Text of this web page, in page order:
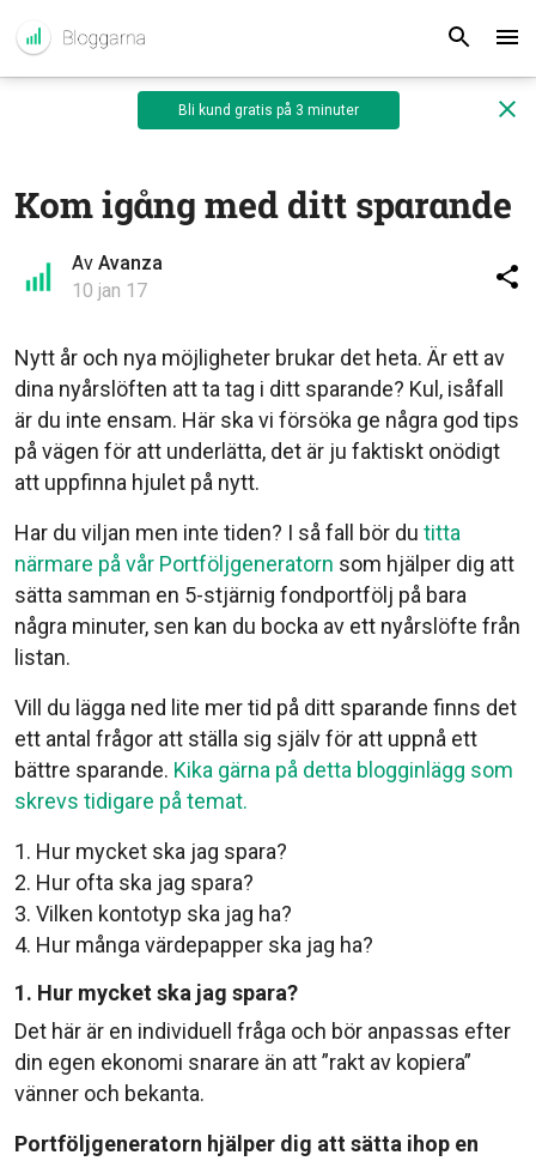
Bli kund gratis på 3 minuter
Kom igång med ditt sparande
Av Avanza
10 jan 17
Nytt år och nya möjligheter brukar det heta. Är ett av
dina nyårslöften att ta tag i ditt sparande? Kul, isåfall
är du inte ensam. Här ska vi försöka ge några god tips
på vägen för att underlätta, det är ju faktiskt onödigt
att uppfinna hjulet på nytt.
Har du viljan men inte tiden? I så fall bör du titta
närmare på vår Portföljgeneratorn som hjälper dig att
sätta samman en 5-stjärnig fondportfölj på bara
några minuter, sen kan du bocka av ett nyårslöfte från
listan.
Vill du lägga ned lite mer tid på ditt sparande finns det
ett antal frågor att ställa sig själv för att uppnå ett
bättre sparande. Kika gärna på detta blogginlägg som
skrevs tidigare på temat.
1. Hur mycket ska jag spara?
2. Hur ofta ska jag spara?
3. Vilken kontotyp ska jag ha?
4. Hur många värdepapper ska jag ha?
1. Hur mycket ska jag spara?
Det här är en individuell fråga och bör anpassas efter
din egen ekonomi snarare än att ”rakt av kopiera”
vänner och bekanta.
Portföljgeneratorn hjälper dig att sätta ihop en